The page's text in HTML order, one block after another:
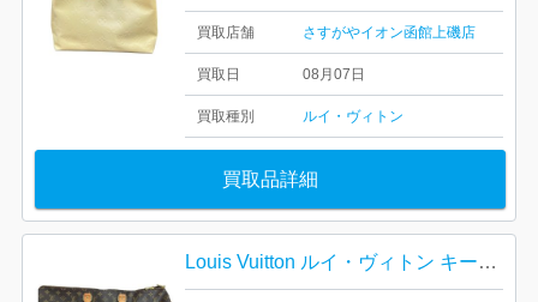
買取店舗 さすがやイオン函館上磯店
買取日 08月07日
買取種別 ルイ・ヴィトン
買取品詳細
Louis Vuitton ルイ・ヴィトン キーポル45 M41428 モノグラム 札幌市 東区 元町